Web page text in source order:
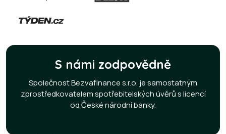
S námi zodpovědně
Společnost Bezvafinance s.r.o. je samostatným
zprostředkovatelem spotřebitelských úvěrů s licencí
od České národní banky.